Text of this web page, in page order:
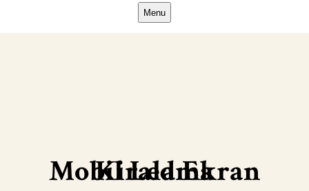
Menu
Mobil Led Ekran Kiralama